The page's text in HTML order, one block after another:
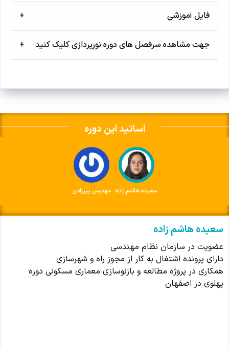
فایل آموزشی
جهت مشاهده سرفصل های دوره نورپردازی کلیک کنید
اساتید این دوره
سعیده هاشم زاده مهدیس پیرزادی
سعیده هاشم زاده
عضویت در سازمان نظام مهندسی
دارای پرونده اشتغال به کار از مجوز راه و شهرسازی
همکاری در پروژه مطالعه و بازنوسازی معماری مسکونی دوره
پهلوی در اصفهان